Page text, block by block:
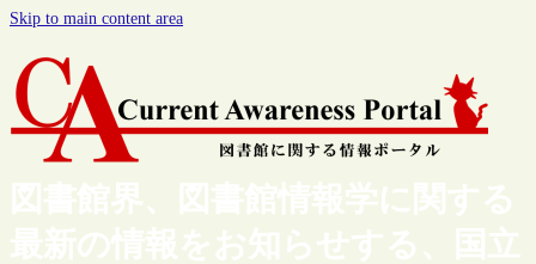
Skip to main content area
図書館界、図書館情報学に関する
最新の情報をお知らせする、国立